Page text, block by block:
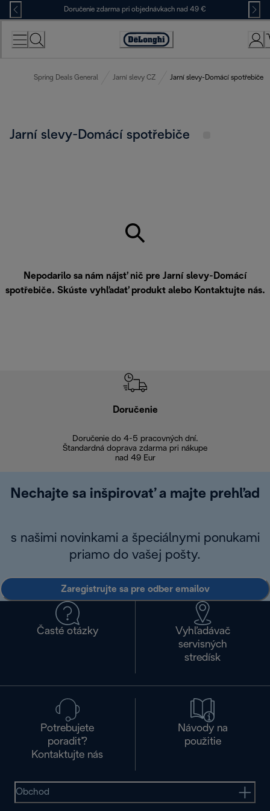
Skip
to
Content
Doručenie zdarma pri objednávkach nad 49 €
Accessibility
Spring Deals General Jarní slevy CZ Jarní slevy-Domácí spotřebiče
Jarní slevy-Domácí spotřebiče
Nepodarilo sa nám nájsť nič pre Jarní slevy-Domácí
spotřebiče. Skúste vyhľadať produkt alebo Kontaktujte nás.
Doručenie
Doručenie do 4-5 pracovných dní.
Štandardná doprava zdarma pri nákupe
nad 49 Eur
Nechajte sa inšpirovať a majte prehľad
s našimi novinkami a špeciálnymi ponukami
priamo do vašej pošty.
Zaregistrujte sa pre odber emailov
Časté otázky
Vyhľadávač
servisných
stredísk
Potrebujete
poradiť?
Kontaktujte nás
Návody na
použitie
Obchod